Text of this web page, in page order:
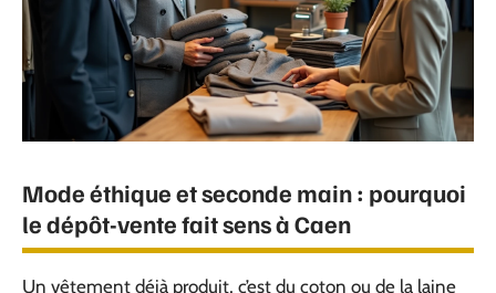
Mode éthique et seconde main : pourquoi
le dépôt-vente fait sens à Caen
Un vêtement déjà produit, c’est du coton ou de la laine